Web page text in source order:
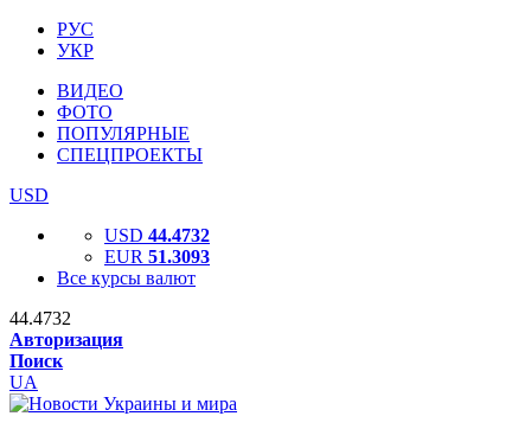
РУС
УКР
ВИДЕО
ФОТО
ПОПУЛЯРНЫЕ
СПЕЦПРОЕКТЫ
USD
USD 44.4732
EUR 51.3093
Все курсы валют
44.4732
Авторизация
Поиск
UA